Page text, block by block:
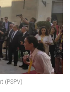
(PSPV)